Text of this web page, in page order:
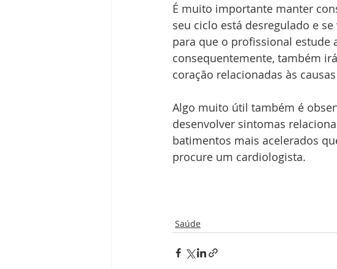
É muito importante manter
seu ciclo está desregulado e
para que o profissional estude
consequentemente, também
coração relacionadas às
Algo muito útil também é
desenvolver sintomas
batimentos mais acelerados
procure um cardiologista.
Saúde